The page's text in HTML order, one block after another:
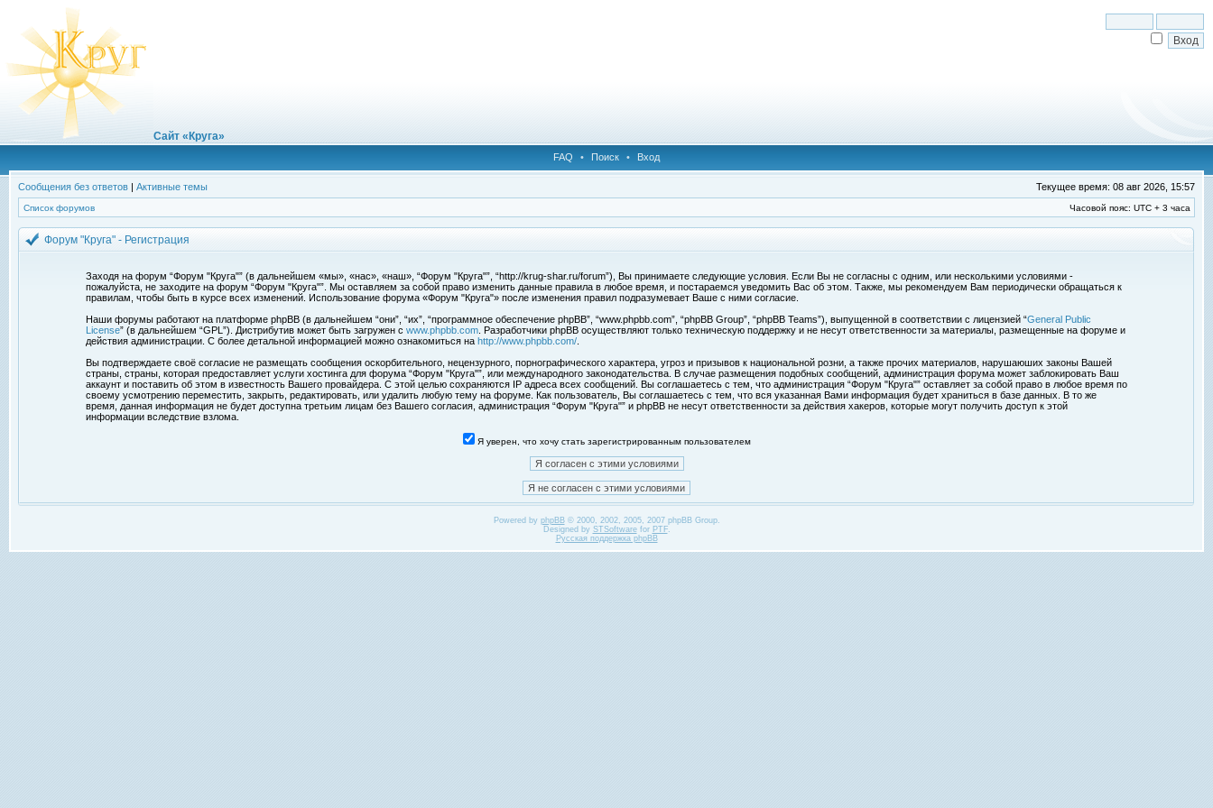
Сайт «Круга»
FAQ • Поиск • Вход
Сообщения без ответов | Активные темы Текущее время: 08 авг 2026, 15:57
Список форумов Часовой пояс: UTC + 3 часа
Форум "Круга" - Регистрация
Заходя на форум “Форум "Круга"” (в дальнейшем «мы», «нас», «наш», “Форум "Круга"”, “http://krug-shar.ru/forum”), Вы принимаете следующие условия. Если Вы не согласны с одним, или несколькими условиями -
пожалуйста, не заходите на форум “Форум "Круга"”. Мы оставляем за собой право изменить данные правила в любое время, и постараемся уведомить Вас об этом. Также, мы рекомендуем Вам периодически обращаться к
правилам, чтобы быть в курсе всех изменений. Использование форума «Форум "Круга"» после изменения правил подразумевает Ваше с ними согласие.
Наши форумы работают на платформе phpBB (в дальнейшем “они”, “их”, “программное обеспечение phpBB”, “www.phpbb.com”, “phpBB Group”, “phpBB Teams”), выпущенной в соответствии с лицензией “General Public
License” (в дальнейшем “GPL”). Дистрибутив может быть загружен с www.phpbb.com . Разработчики phpBB осуществляют только техническую поддержку и не несут ответственности за материалы, размещенные на форуме и
действия администрации. С более детальной информацией можно ознакомиться на http://www.phpbb.com/
Вы подтверждаете своё согласие не размещать сообщения оскорбительного, нецензурного, порнографического характера, угроз и призывов к национальной розни, а также прочих материалов, нарушаюших законы Вашей
страны, страны, которая предоставляет услуги хостинга для форума “Форум "Круга"”, или международного законодательства. В случае размещения подобных сообщений, администрация форума может заблокировать Ваш
аккаунт и поставить об этом в известность Вашего провайдера. С этой целью сохраняются IP адреса всех сообщений. Вы соглашаетесь с тем, что администрация “Форум "Круга"” оставляет за собой право в любое время по
своему усмотрению переместить, закрыть, редактировать, или удалить любую тему на форуме. Как пользователь, Вы соглашаетесь с тем, что вся указанная Вами информация будет храниться в базе данных. В то же
время, данная информация не будет доступна третьим лицам без Вашего согласия, администрация “Форум "Круга"” и phpBB не несут ответственности за действия хакеров, которые могут получить доступ к этой
информации вследствие взлома.
Я уверен, что хочу стать зарегистрированным пользователем
Powered by phpBB© 2000, 2002, 2005, 2007 phpBB Group.
Designed by STSoftwarefor PTF.
Русская поддержка phpBB